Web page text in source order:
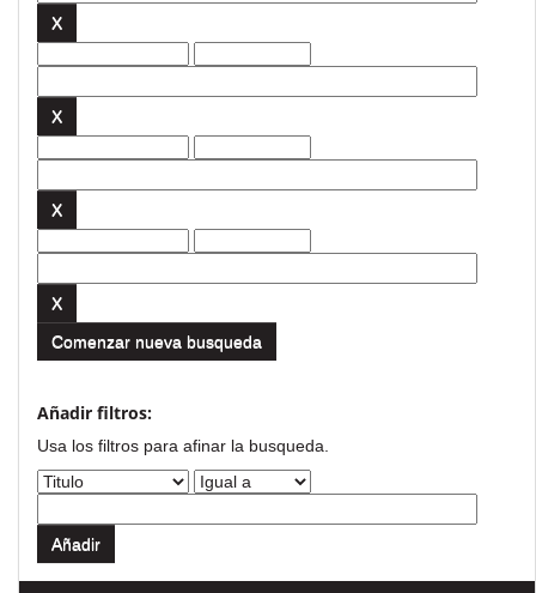
Comenzar nueva busqueda
Añadir filtros:
Usa los filtros para afinar la busqueda.